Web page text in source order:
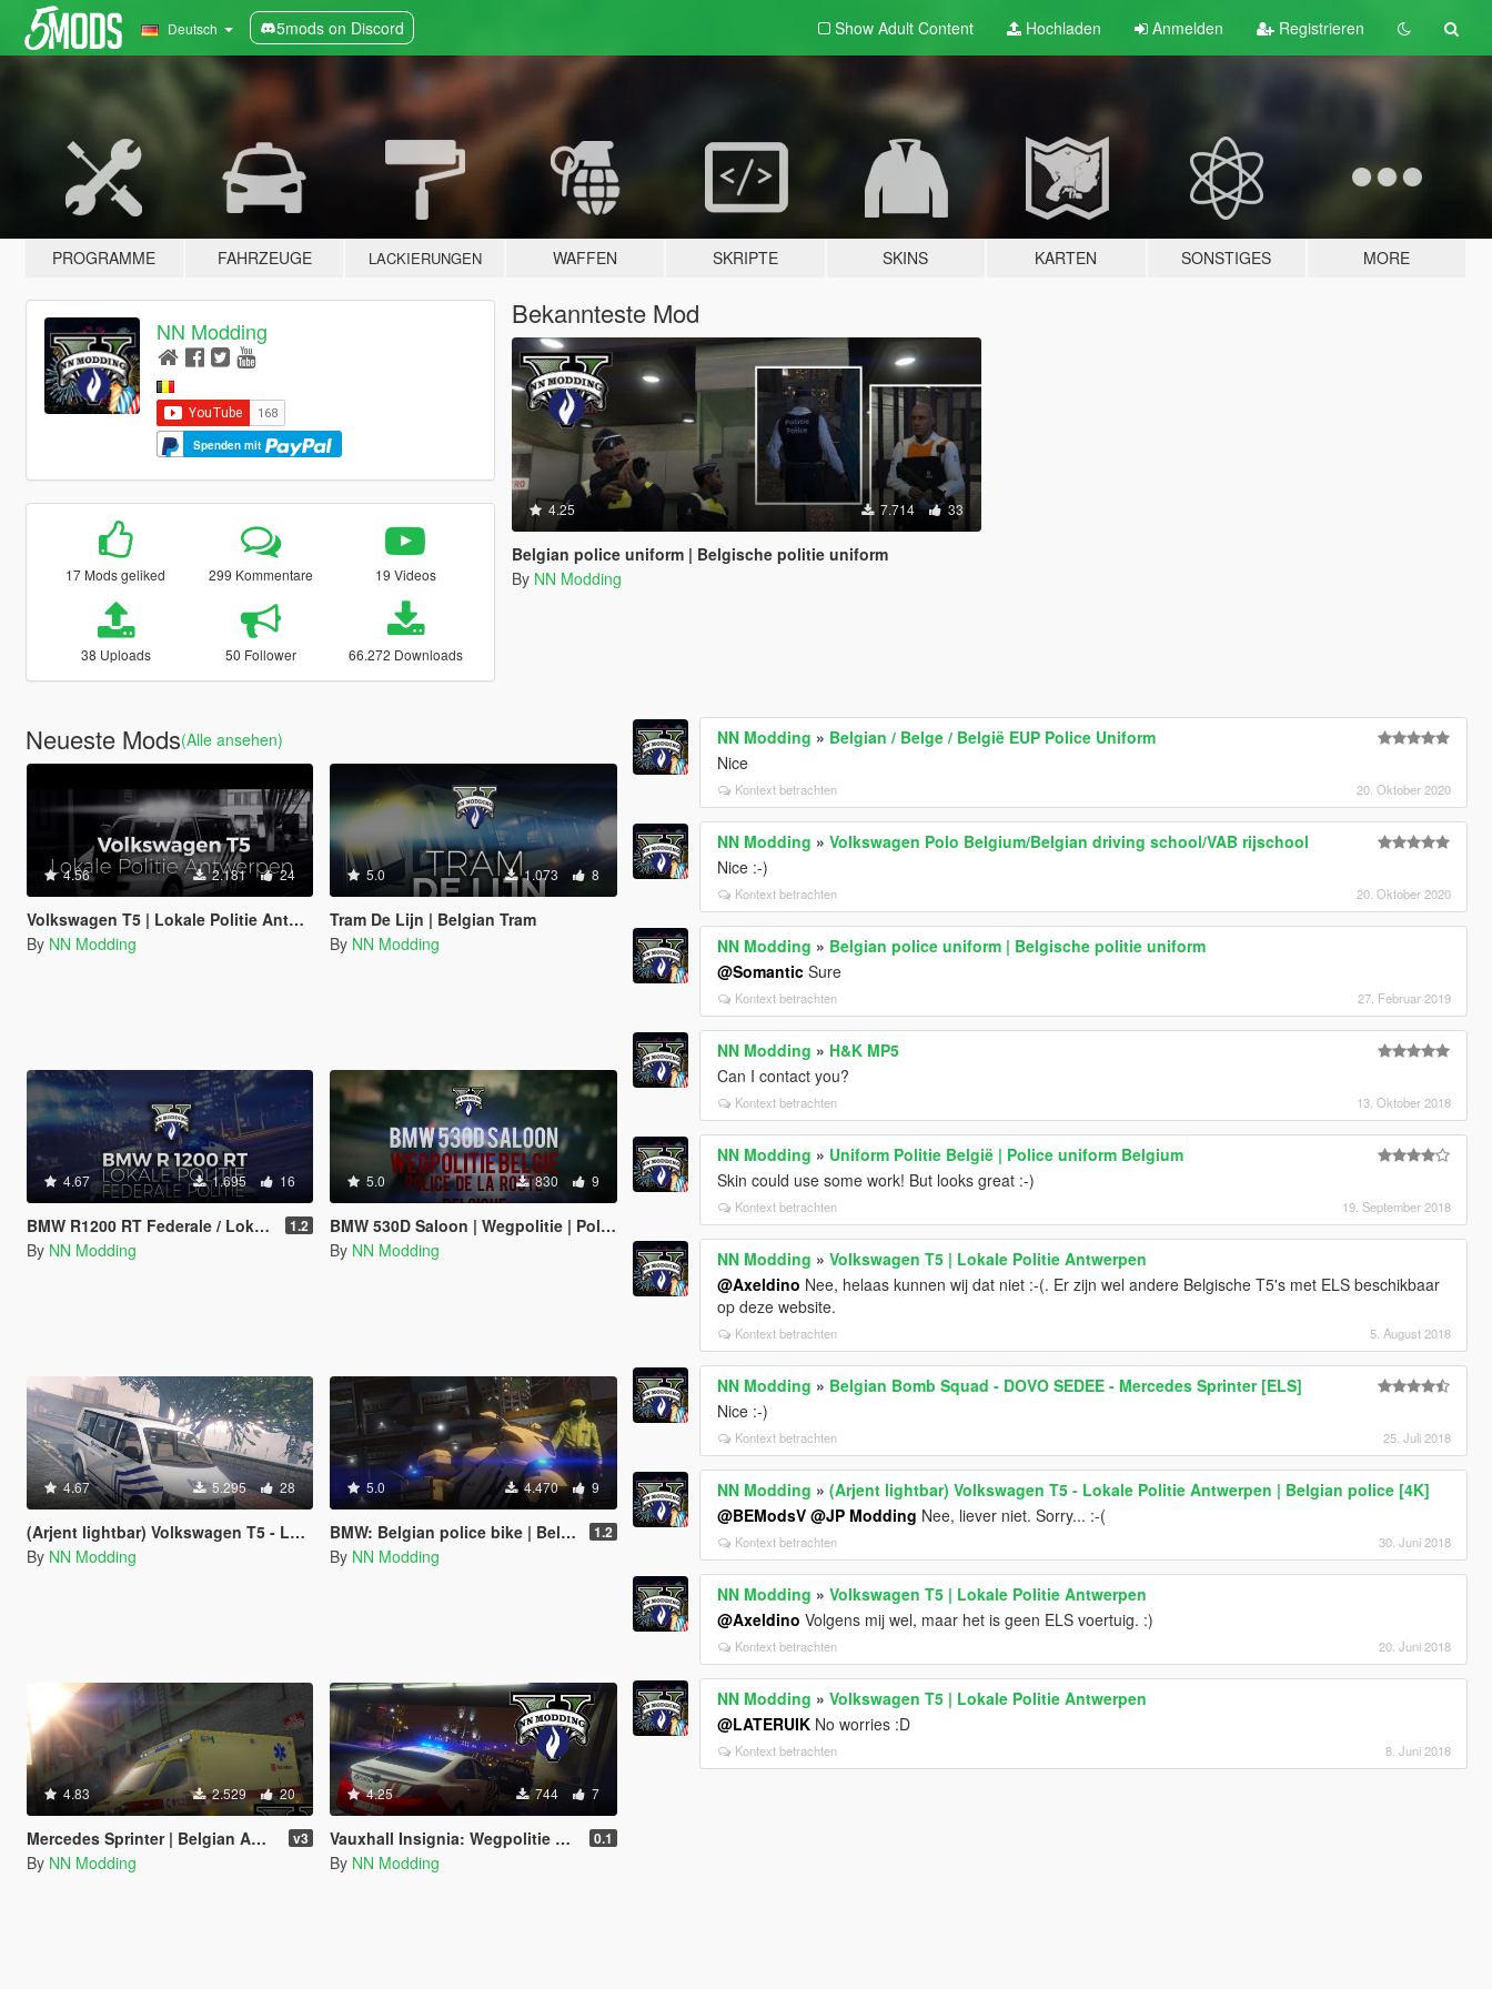
Deutsch 5mods on Discord Show Adult Content Hochladen Anmelden Registrieren
PROGRAMME FAHRZEUGE LACKIERUNGEN WAFFEN SKRIPTE SKINS KARTEN SONSTIGES MORE
NN Modding
Spenden mit
17 Mods geliked 299 Kommentare 19 Videos
38 Uploads 50 Follower 66.272 Downloads
Bekannteste Mod
4.25 7.714 33
Belgian police uniform | Belgische politie uniform
By NN Modding
Neueste Mods(Alle ansehen)
4.56 2.181 24
Volkswagen T5 | Lokale Politie Antwerpen
By NN Modding
5.0 1.073 8
Tram De Lijn | Belgian Tram
By NN Modding
4.67 1.695 16
BMW R1200 RT Federale / Lokale Politie 1.2
By NN Modding
5.0 830 9
BMW 530D Saloon | Wegpolitie | Police de la route België/Belgique
By NN Modding
4.67 5.295 28
(Arjent lightbar) Volkswagen T5 - Lokale Politie Antwerpen | Belgian police [4K]
By NN Modding
5.0 4.470 9
BMW: Belgian police bike | Belgische politie motor [4K] 1.2
By NN Modding
4.83 2.529 20
Mercedes Sprinter | Belgian Ambulance - Belgische Ambulance [4K] v3
By NN Modding
4.25 744 7
Vauxhall Insignia: Wegpolitie België | Belgian Trafficpolice (4K) 0.1
By NN Modding
NN Modding » Belgian / Belge / België EUP Police Uniform
Nice
Kontext betrachten 20. Oktober 2020
NN Modding »Volkswagen Polo Belgium/Belgian driving school/VAB rijschool
Nice :-)
Kontext betrachten 20. Oktober 2020
NN Modding » Belgian police uniform | Belgische politie uniform
@Somantic Sure
Kontext betrachten 27. Februar 2019
NN Modding » H&K MP5
Can I contact you?
Kontext betrachten 13. Oktober 2018
NN Modding » Uniform Politie België | Police uniform Belgium
Skin could use some work! But looks great :-)
Kontext betrachten 19. September 2018
NN Modding »Volkswagen T5 | Lokale Politie Antwerpen
@Axeldino Nee, helaas kunnen wij dat niet :-(. Er zijn wel andere Belgische T5's met ELS beschikbaar
op deze website.
Kontext betrachten 5. August 2018
NN Modding » Belgian Bomb Squad - DOVO SEDEE - Mercedes Sprinter [ELS]
Nice :-)
Kontext betrachten 25. Juli 2018
NN Modding »(Arjent lightbar) Volkswagen T5 - Lokale Politie Antwerpen | Belgian police [4K]
@BEModsV @JP Modding Nee, liever niet. Sorry... :-(
Kontext betrachten 30. Juni 2018
NN Modding »Volkswagen T5 | Lokale Politie Antwerpen
@Axeldino Volgens mij wel, maar het is geen ELS voertuig. :)
Kontext betrachten 20. Juni 2018
NN Modding »Volkswagen T5 | Lokale Politie Antwerpen
@LATERUIK No worries :D
Kontext betrachten 8. Juni 2018